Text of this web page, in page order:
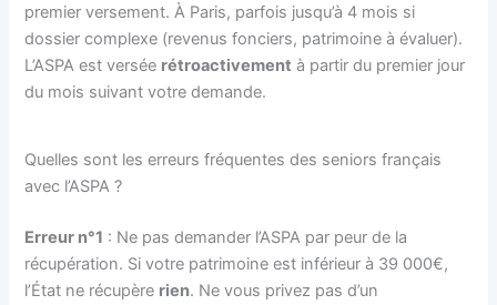
premier versement. À Paris, parfois jusqu’à 4 mois si
dossier complexe (revenus fonciers, patrimoine à évaluer).
L’ASPA est versée rétroactivement à partir du premier jour
du mois suivant votre demande.
Quelles sont les erreurs fréquentes des seniors français
avec l’ASPA ?
Erreur n°1 : Ne pas demander l’ASPA par peur de la
récupération. Si votre patrimoine est inférieur à 39 000€,
l’État ne récupère rien. Ne vous privez pas d’un